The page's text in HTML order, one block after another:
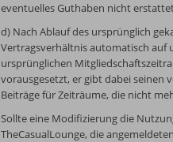
eventuelles Guthaben nicht
d) Nach Ablauf des ursprünglich
Vertragsverhältnis automatisch auf
ursprünglichen
vorausgesetzt, er gibt dabei seinen
Beiträge für Zeiträume, die nicht
Sollte eine Modifizierung die
TheCasualLounge, die